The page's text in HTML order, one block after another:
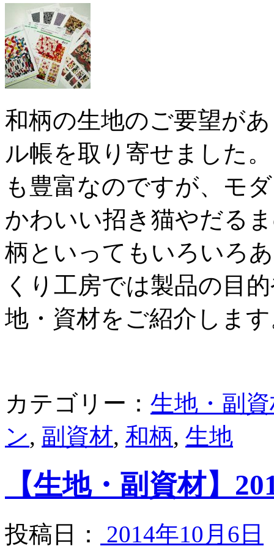
和柄の生地のご要望が
ル帳を取り寄せました
も豊富なのですが、モ
かわいい招き猫やだる
柄といってもいろいろ
くり工房では製品の目
地・資材をご紹介しま
カテゴリー： 生地・副
ン, 副資材, 和柄, 生地
【生地・副資材】
投稿日： 2014年10月6日